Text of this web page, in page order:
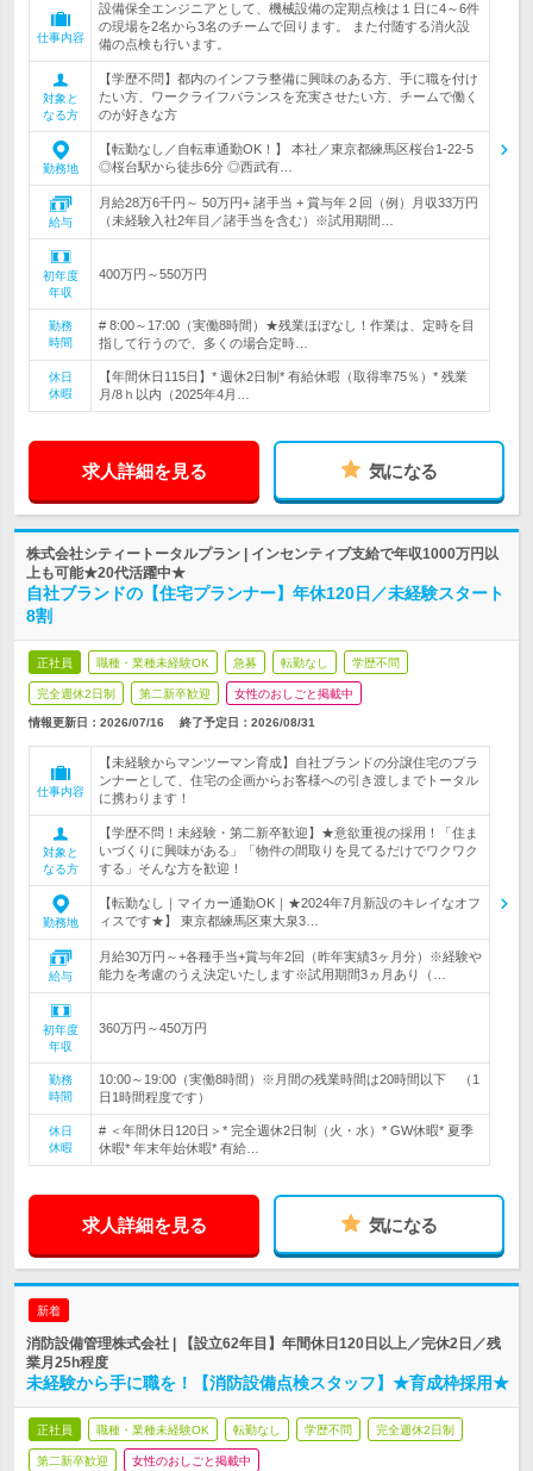
仕事内容
設備保全エンジニアとして、機械設備の定期点検は１日に4～6件
の現場を2名から3名のチームで回ります。 また付随する消火設
備の点検も行います。
対象と
なる方
【学歴不問】都内のインフラ整備に興味のある方、手に職を付け
たい方、ワークライフバランスを充実させたい方、チームで働く
のが好きな方
勤務地
【転勤なし／自転車通勤OK！】 本社／東京都練馬区桜台1-22-5
◎桜台駅から徒歩6分 ◎西武有…
給与
月給28万6千円～ 50万円+ 諸手当 + 賞与年２回（例）月収33万円
（未経験入社2年目／諸手当を含む）※試用期間…
初年度
年収
400万円～550万円
勤務
時間
# 8:00～17:00（実働8時間）★残業ほぼなし！作業は、定時を目
指して行うので、多くの場合定時…
休日
休暇
【年間休日115日】* 週休2日制* 有給休暇（取得率75％）* 残業
月/8ｈ以内（2025年4月…
求人詳細を見る 気になる
株式会社シティートータルプラン | インセンティブ支給で年収1000万円以
上も可能★20代活躍中★
自社ブランドの【住宅プランナー】年休120日／未経験スタート
8割
正社員 職種・業種未経験OK 急募 転勤なし 学歴不問
完全週休2日制 第二新卒歓迎 女性のおしごと掲載中
情報更新日：2026/07/16 終了予定日： 2026/08/31
仕事内容
【未経験からマンツーマン育成】自社ブランドの分譲住宅のプラ
ンナーとして、住宅の企画からお客様への引き渡しまでトータル
に携わります！
対象と
なる方
【学歴不問！未経験・第二新卒歓迎】★意欲重視の採用！「住ま
いづくりに興味がある」「物件の間取りを見てるだけでワクワク
する」そんな方を歓迎！
勤務地
【転勤なし｜マイカー通勤OK｜★2024年7月新設のキレイなオフ
ィスです★】 東京都練馬区東大泉3…
給与
月給30万円～+各種手当+賞与年2回（昨年実績3ヶ月分）※経験や
能力を考慮のうえ決定いたします※試用期間3ヵ月あり（…
初年度
年収
360万円～450万円
勤務
時間
10:00～19:00（実働8時間）※月間の残業時間は20時間以下 （1
日1時間程度です）
休日
休暇
# ＜年間休日120日＞* 完全週休2日制（火・水）* GW休暇* 夏季
休暇* 年末年始休暇* 有給…
求人詳細を見る 気になる
新着
消防設備管理株式会社 | 【設立62年目】年間休日120日以上／完休2日／残
業月25h程度
未経験から手に職を！【消防設備点検スタッフ】★育成枠採用★
正社員 職種・業種未経験OK 転勤なし 学歴不問 完全週休2日制
第二新卒歓迎 女性のおしごと掲載中